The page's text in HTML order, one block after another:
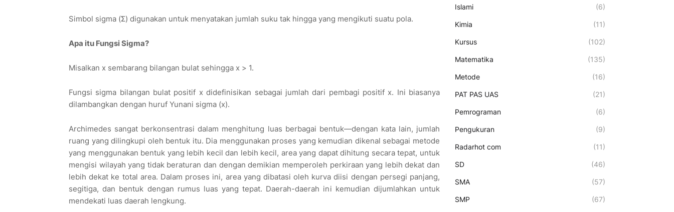
Simbol sigma (Σ) digunakan untuk menyatakan jumlah suku tak hingga yang mengikuti suatu pola.
Apa itu Fungsi Sigma?
Misalkan x sembarang bilangan bulat sehingga x > 1.
Fungsi sigma bilangan bulat positif x didefinisikan sebagai jumlah dari pembagi positif x. Ini biasanya
dilambangkan dengan huruf Yunani sigma (x).
Archimedes sangat berkonsentrasi dalam menghitung luas berbagai bentuk—dengan kata lain, jumlah
ruang yang dilingkupi oleh bentuk itu. Dia menggunakan proses yang kemudian dikenal sebagai metode
yang menggunakan bentuk yang lebih kecil dan lebih kecil, area yang dapat dihitung secara tepat, untuk
mengisi wilayah yang tidak beraturan dan dengan demikian memperoleh perkiraan yang lebih dekat dan
lebih dekat ke total area. Dalam proses ini, area yang dibatasi oleh kurva diisi dengan persegi panjang,
segitiga, dan bentuk dengan rumus luas yang tepat. Daerah-daerah ini kemudian dijumlahkan untuk
mendekati luas daerah lengkung.
Islami (6)
Kimia (11)
Kursus (102)
Matematika (135)
Metode (16)
PAT PAS UAS (21)
Pemrograman (6)
Pengukuran (9)
Radarhot com (11)
SD (46)
SMA (57)
SMP (67)